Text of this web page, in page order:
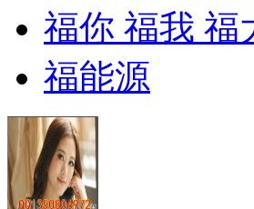
福你 福我 福
福能源